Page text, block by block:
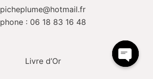
picheplume@hotmail.fr
phone : 06 18 83 16 48
Livre d’Or